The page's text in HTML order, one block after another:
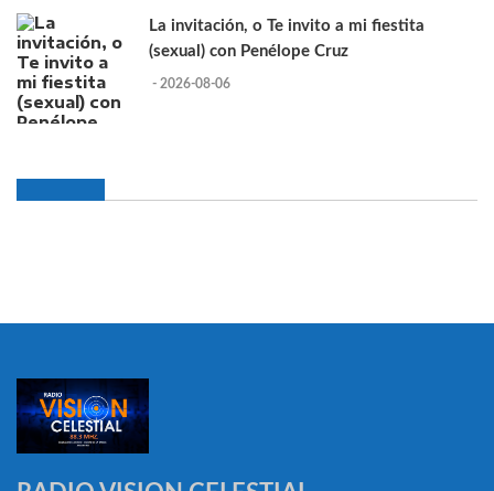
La invitación, o Te invito a mi fiestita
(sexual) con Penélope Cruz
- 2026-08-06